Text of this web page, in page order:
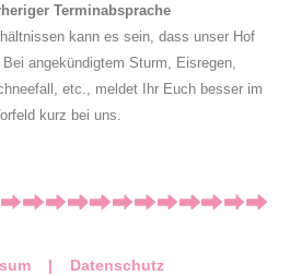
Terminabsprache
kann es sein, dass unser Hof
angekündigtem Sturm, Eisregen,
etc., meldet Ihr Euch besser im
kurz bei uns.
| Datenschutz